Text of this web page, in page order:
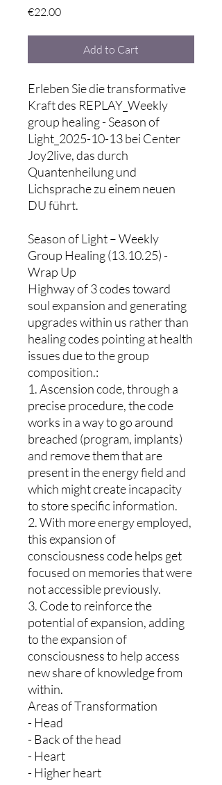
€22.00Price
Add to Cart
Erleben Sie die transformative
Kraft des REPLAY_Weekly
group healing - Season of
Light_2025-10-13 bei Center
Joy2live, das durch
Quantenheilung und
Lichsprache zu einem neuen
DU führt.
Season of Light – Weekly
Group Healing (13.10.25) -
Wrap Up
Highway of 3 codes toward
soul expansion and generating
upgrades within us rather than
healing codes pointing at health
issues due to the group
composition.:
1. Ascension code, through a
precise procedure, the code
works in a way to go around
breached (program, implants)
and remove them that are
present in the energy field and
which might create incapacity
to store specific information.
2. With more energy employed,
this expansion of
consciousness code helps get
focused on memories that were
not accessible previously.
3. Code to reinforce the
potential of expansion, adding
to the expansion of
consciousness to help access
new share of knowledge from
within.
Areas of Transformation
- Head
- Back of the head
- Heart
- Higher heart